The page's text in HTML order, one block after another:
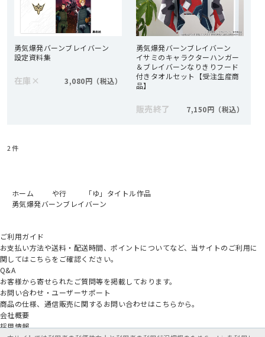
勇気爆発バーンブレイバーン
設定資料集
在庫 × 3,080円
勇気爆発バーンブレイバーン
イサミのキャラクターハンガー
＆ブレイバーンなりきりフード
付きタオルセット【受注生産商
品】
販売終了 7,150円
2件
ホーム や行
「ゆ」タイトル作品
勇気爆発バーンブレイバーン
ご利用ガイド
お支払い方法や送料・配送時間、ポイントについてなど、当サイトのご利用に
関してはこちらをご確認ください。
Q&A
お客様から寄せられたご質問等を掲載しております。
お問い合わせ・ユーザーサポート
商品の仕様、通信販売に関するお問い合わせはこちらから。
会社概要
採用情報